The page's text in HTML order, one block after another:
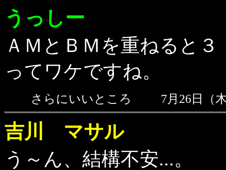
うっしー
ＡＭとＢＭを重ねると
ってワケですね。
さらにいいところ 7月26日
吉川 マサル
う～ん、結構不安...。